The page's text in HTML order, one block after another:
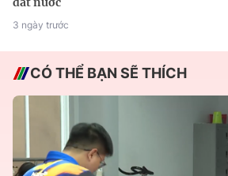
3 ngày trước
CÓ THỂ BẠN SẼ THÍCH